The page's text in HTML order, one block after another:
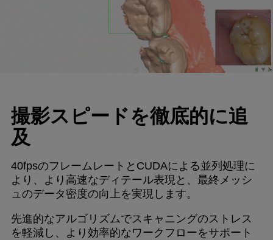
撮影スピードを徹底的に追
及
40fpsのフレームレートとCUDAによる並列処理に
より、より高速なディテール表現と、最終メッシ
ュのデータ密度の向上を実現します。
先進的なアルゴリズムでスキャニングのストレス
を軽減し、より効率的なワークフローをサポート